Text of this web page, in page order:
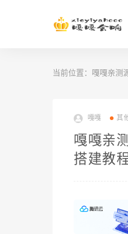
当前位置： 嘎嘎亲测
嘎嘎 其
嘎嘎亲
搭建教